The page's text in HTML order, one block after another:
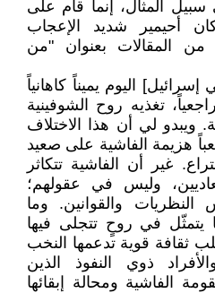
سبيل المثال، إنما قام على
أحيمير شديد الإعجاب
المقالات بعنوان "من
اليوم يميناً كاهانياً
تغذيه روح الشوفينية
ويبدو لي أن هذا الاختلاف
هزيمة الفاشية على صعيد
غير أن الفاشية تتكاثر
وليس في عقولهم؛
والقوانين. وما
في روحٍ تتجلى فيها
ثقافة قوية تدعمها النخب
ذوي النفوذ الذين
الفاشية ومحالة إبقائها